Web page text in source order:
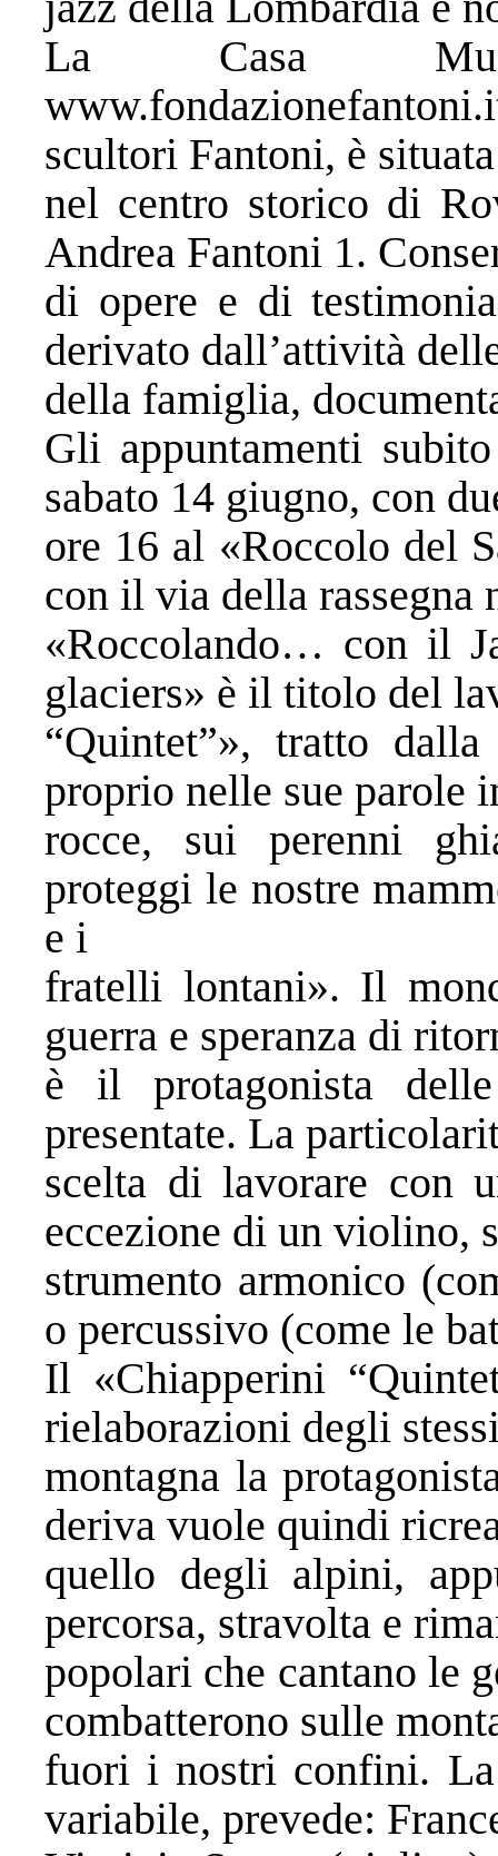
La Casa
scultori Fantoni, è situata
nel centro storico di
Andrea Fantoni 1.
di opere e di
derivato dall’attività
della famiglia,
Gli appuntamenti
sabato 14 giugno, con
ore 16 al «Roccolo del
con il via della rassegna
«Roccolando… con il
glaciers» è il titolo del
“Quintet”», tratto
proprio nelle sue parole
rocce, sui perenni
proteggi le nostre
e i
fratelli lontani». Il
guerra e speranza di
è il protagonista
presentate. La
scelta di lavorare con
eccezione di un violino,
strumento armonico
o percussivo (come le
Il «Chiapperini
rielaborazioni degli
montagna la
deriva vuole quindi
quello degli alpini,
percorsa, stravolta e
popolari che cantano le
combatterono sulle
fuori i nostri confini. La
variabile, prevede: